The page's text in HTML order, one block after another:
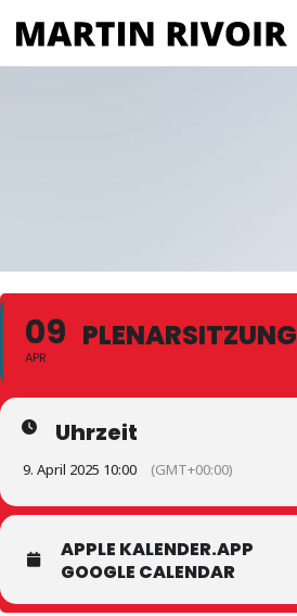
09
APR
PLENARSITZUNG
Uhrzeit
9. April 2025 10:00 (GMT+00:00)
APPLE KALENDER.APP
GOOGLE CALENDAR